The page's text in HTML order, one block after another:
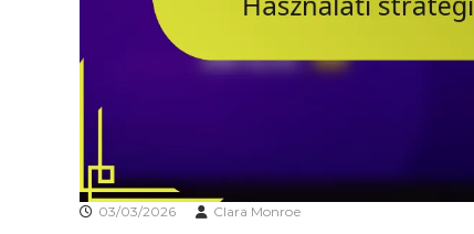
03/03/2026 Clara Monroe